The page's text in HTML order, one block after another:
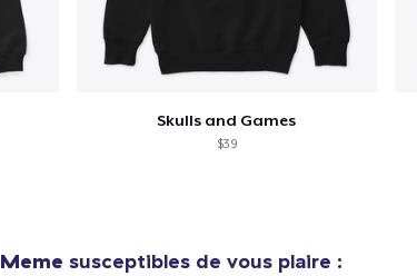
Skulls and Games
$39
Meme susceptibles de vous plaire :